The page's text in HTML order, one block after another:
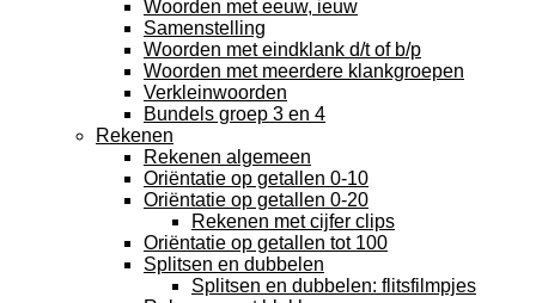
Woorden met eeuw, ieuw
Samenstelling
Woorden met eindklank d/t of b/p
Woorden met meerdere klankgroepen
Verkleinwoorden
Bundels groep 3 en 4
Rekenen
Rekenen algemeen
Oriëntatie op getallen 0-10
Oriëntatie op getallen 0-20
Rekenen met cijfer clips
Oriëntatie op getallen tot 100
Splitsen en dubbelen
Splitsen en dubbelen: flitsfilmpjes